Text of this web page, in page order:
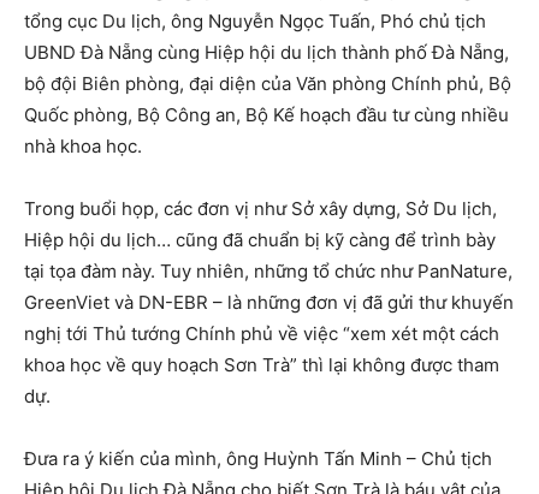
tổng cục Du lịch, ông Nguyễn Ngọc Tuấn, Phó chủ tịch
UBND Đà Nẵng cùng Hiệp hội du lịch thành phố Đà Nẵng,
bộ đội Biên phòng, đại diện của Văn phòng Chính phủ, Bộ
Quốc phòng, Bộ Công an, Bộ Kế hoạch đầu tư cùng nhiều
nhà khoa học.
Trong buổi họp, các đơn vị như Sở xây dựng, Sở Du lịch,
Hiệp hội du lịch… cũng đã chuẩn bị kỹ càng để trình bày
tại tọa đàm này. Tuy nhiên, những tổ chức như PanNature,
GreenViet và DN-EBR – là những đơn vị đã gửi thư khuyến
nghị tới Thủ tướng Chính phủ về việc “xem xét một cách
khoa học về quy hoạch Sơn Trà” thì lại không được tham
dự.
Đưa ra ý kiến của mình, ông Huỳnh Tấn Minh – Chủ tịch